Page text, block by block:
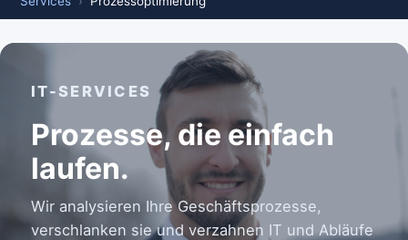
IT-SERVICES
Prozesse, die einfach
laufen.
Wir analysieren Ihre Geschäftsprozesse,
verschlanken sie und verzahnen IT und Abläufe